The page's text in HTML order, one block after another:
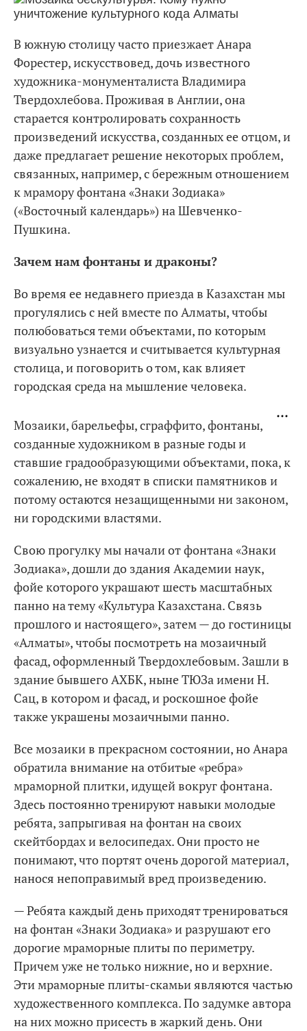
В южную столицу часто приезжает Анара
Форестер, искусствовед, дочь известного
художника-монументалиста Владимира
Твердохлебова. Проживая в Англии, она
старается контролировать сохранность
произведений искусства, созданных ее отцом, и
даже предлагает решение некоторых проблем,
связанных, например, с бережным отношением
к мрамору фонтана «Знаки Зодиака»
(«Восточный календарь») на Шевченко-
Пушкина.
Зачем нам фонтаны и драконы?
Во время ее недавнего приезда в Казахстан мы
прогулялись с ней вместе по Алматы, чтобы
полюбоваться теми объектами, по которым
визуально узнается и считывается культурная
столица, и поговорить о том, как влияет
городская среда на мышление человека.
Мозаики, барельефы, сграффито, фонтаны,
созданные художником в разные годы и
ставшие градообразующими объектами, пока, к
сожалению, не входят в списки памятников и
потому остаются незащищенными ни законом,
ни городскими властями.
Свою прогулку мы начали от фонтана «Знаки
Зодиака», дошли до здания Академии наук,
фойе которого украшают шесть масштабных
панно на тему «Культура Казахстана. Связь
прошлого и настоящего», затем — до гостиницы
«Алматы», чтобы посмотреть на мозаичный
фасад, оформленный Твердохлебовым. Зашли в
здание бывшего АХБК, ныне ТЮЗа имени Н.
Сац, в котором и фасад, и роскошное фойе
также украшены мозаичными панно.
Все мозаики в прекрасном состоянии, но Анара
обратила внимание на отбитые «ребра»
мраморной плитки, идущей вокруг фонтана.
Здесь постоянно тренируют навыки молодые
ребята, запрыгивая на фонтан на своих
скейтбордах и велосипедах. Они просто не
понимают, что портят очень дорогой материал,
нанося непоправимый вред произведению.
— Ребята каждый день приходят тренироваться
на фонтан «Знаки Зодиака» и разрушают его
дорогие мраморные плиты по периметру.
Причем уже не только нижние, но и верхние.
Эти мраморные плиты-скамьи являются частью
художественного комплекса. По задумке автора
на них можно присесть в жаркий день. Они